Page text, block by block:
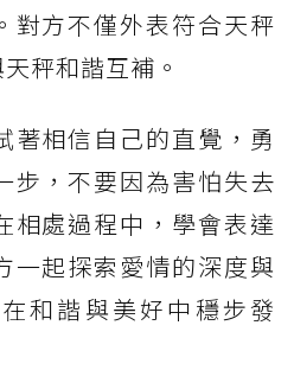
對方不僅外表符合天秤
秤和諧互補。
著相信自己的直覺，勇
步，不要因為害怕失去
相處過程中，學會表達
一起探索愛情的深度與
和諧與美好中穩步發